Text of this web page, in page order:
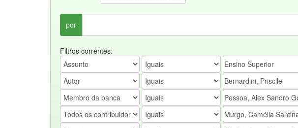
por
Filtros correntes: